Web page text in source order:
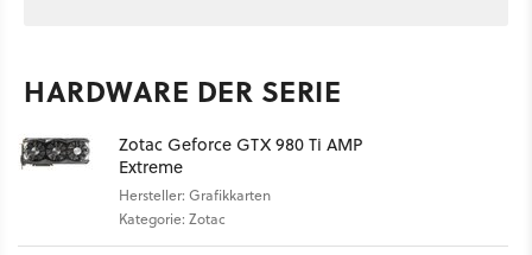
HARDWARE DER SERIE
Zotac Geforce GTX 980 Ti AMP
Extreme
Hersteller: Grafikkarten
Kategorie: Zotac